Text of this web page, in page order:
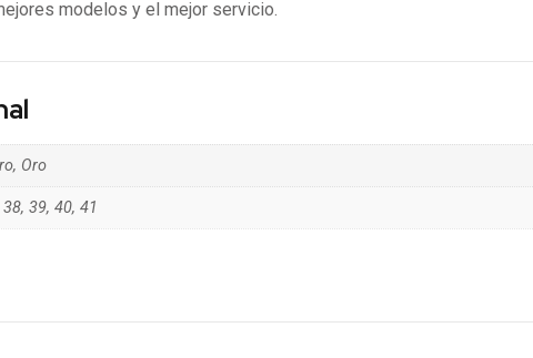
modelos y el mejor servicio.
Oro
39, 40, 41